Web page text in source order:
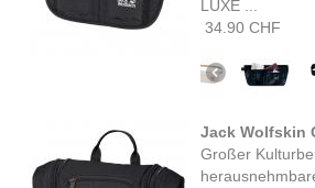
LUXE ...
34.90 CHF
Jack Wolfskin
Großer